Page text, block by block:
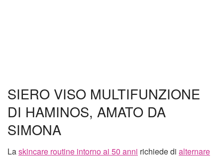
SIERO VISO MULTIFUNZIONE
DI HAMINOS, AMATO DA
SIMONA
Laskincare routine intorno ai 50 anni richiede di alternare